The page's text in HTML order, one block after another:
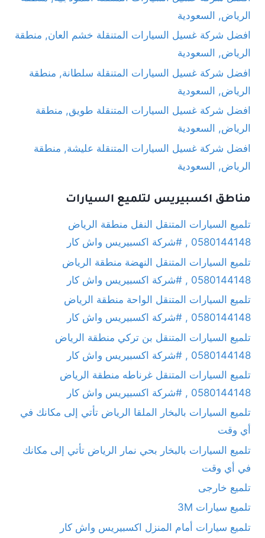
الرياض, السعودية
افضل شركة غسيل السيارات المتنقلة خشم العان, منطقة
الرياض, السعودية
افضل شركة غسيل السيارات المتنقلة سلطانة, منطقة
الرياض, السعودية
افضل شركة غسيل السيارات المتنقلة طويق, منطقة
الرياض, السعودية
افضل شركة غسيل السيارات المتنقلة عليشة, منطقة
الرياض, السعودية
مناطق اكسبيريس لتلميع السيارات
تلميع السيارات المتنقل النفل منطقة الرياض
0580144148 , #شركة اكسبيريس واش كار
تلميع السيارات المتنقل النهضة منطقة الرياض
0580144148 , #شركة اكسبيريس واش كار
تلميع السيارات المتنقل الواحة منطقة الرياض
0580144148 , #شركة اكسبيريس واش كار
تلميع السيارات المتنقل بن تركي منطقة الرياض
0580144148 , #شركة اكسبيريس واش كار
تلميع السيارات المتنقل غرناطه منطقة الرياض
0580144148 , #شركة اكسبيريس واش كار
تلميع السيارات بالبخار الملقا الرياض تأتي إلى مكانك في
أي وقت
تلميع السيارات بالبخار بحي نمار الرياض تأتي إلى مكانك
في أي وقت
تلميع خارجى
تلميع سيارات 3M
تلميع سيارات أمام المنزل اكسبيريس واش كار